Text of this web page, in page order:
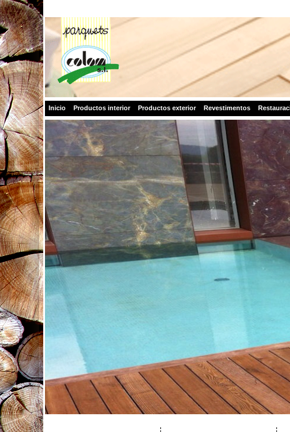
Inicio Productos interior Productos exterior Revestimentos